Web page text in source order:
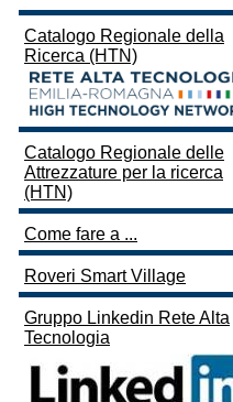
Catalogo Regionale della
Ricerca (HTN)
Catalogo Regionale delle
Attrezzature per la ricerca
(HTN)
Come fare a ...
Roveri Smart Village
Gruppo Linkedin Rete Alta
Tecnologia